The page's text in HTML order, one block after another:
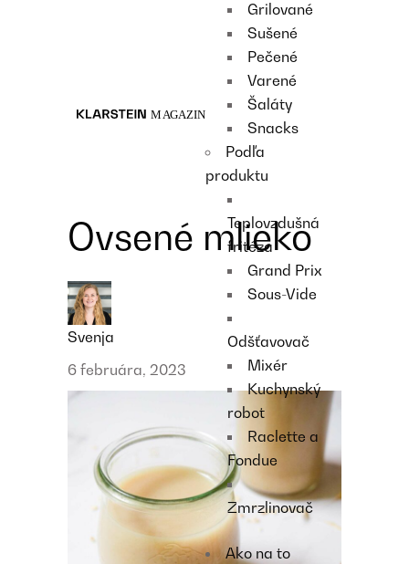
Grilované
Sušené
Pečené
Varené
Šaláty
Snacks
Podľa
produktu
Teplovzdušná
fritéza
Grand Prix
Sous-Vide
Odšťavovač
Mixér
Kuchynský
robot
Raclette a
Fondue
Zmrzlinovač
Ako na to
Ovsené mlieko
Svenja
6 februára, 2023